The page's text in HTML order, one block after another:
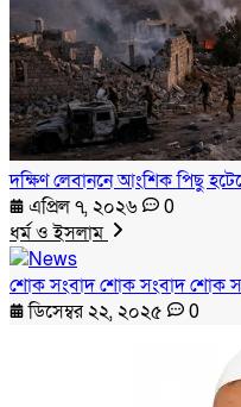
দক্ষিণ লেবাননে আংশিক পিছু
এপ্রিল ৭, ২০২৬
0
ধর্ম ও ইসলাম
শোক সংবাদ শোক সংবাদ শোক
ডিসেম্বর ২২, ২০২৫
0